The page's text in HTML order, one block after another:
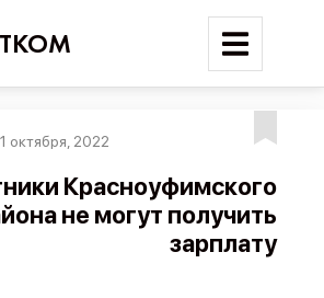
Поиск
октября, 2022
Красноуфимского
не могут получить
зарплату